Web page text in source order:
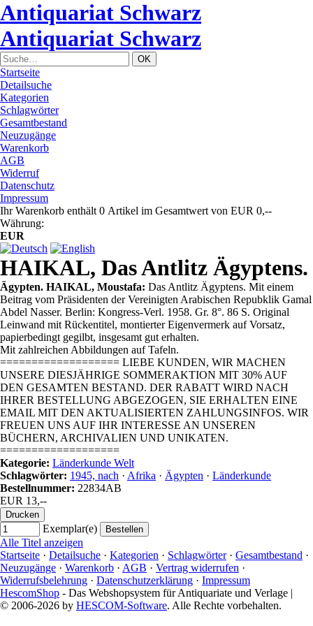
Antiquariat Schwarz
Antiquariat Schwarz
Startseite
Detailsuche
Kategorien
Schlagwörter
Gesamtbestand
Neuzugänge
Warenkorb
AGB
Widerruf
Datenschutz
Impressum
Ihr Warenkorb enthält 0 Artikel im Gesamtwert von EUR 0,--
Währung:
EUR
HAIKAL, Das Antlitz Ägyptens.
Ägypten. HAIKAL, Moustafa: Das Antlitz Ägyptens. Mit einem
Beitrag vom Präsidenten der Vereinigten Arabischen Repubklik Gamal
Abdel Nasser. Berlin: Kongress-Verl. 1958. Gr. 8°. 86 S. Original
Leinwand mit Rückentitel, montierter Eigenvermerk auf Vorsatz,
papierbedingt gegilbt, insgesamt gut erhalten.
Mit zahlreichen Abbildungen auf Tafeln.
=================== LIEBE KUNDEN, WIR MACHEN
UNSERE DIESJÄHRIGE SOMMERAKTION MIT 30% AUF
DEN GESAMTEN BESTAND. DER RABATT WIRD NACH
IHRER BESTELLUNG ABGEZOGEN, SIE ERHALTEN EINE
EMAIL MIT DEN AKTUALISIERTEN ZAHLUNGSINFOS. WIR
FREUEN UNS AUF IHR INTERESSE AN UNSEREN
BÜCHERN, ARCHIVALIEN UND UNIKATEN.
===================
Kategorie: Länderkunde Welt
Schlagwörter: 1945, nach · Afrika · Ägypten · Länderkunde
Bestellnummer: 22834AB
EUR 13,--
Exemplar(e)
Alle Titel anzeigen
Startseite · Detailsuche · Kategorien · Schlagwörter· Gesamtbestand ·
Neuzugänge · Warenkorb · AGB · Vertrag widerrufen ·
Widerrufsbelehrung · Datenschutzerklärung · Impressum
HescomShop - Das Webshopsystem für Antiquariate und Verlage |
© 2006-2026 by HESCOM-Software. Alle Rechte vorbehalten.